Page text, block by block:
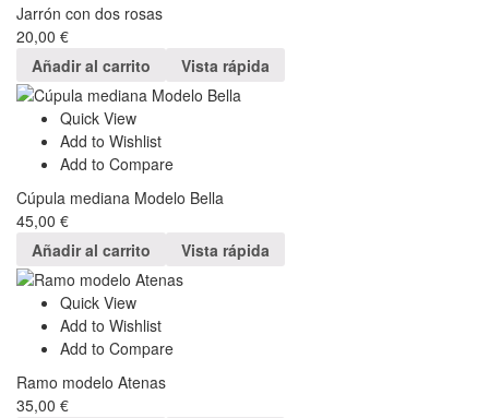
Jarrón con dos rosas
20,00 €
Añadir al carrito
Vista rápida
Quick View
Add to Wishlist
Add to Compare
Cúpula mediana Modelo Bella
45,00 €
Añadir al carrito
Vista rápida
Quick View
Add to Wishlist
Add to Compare
Ramo modelo Atenas
35,00 €